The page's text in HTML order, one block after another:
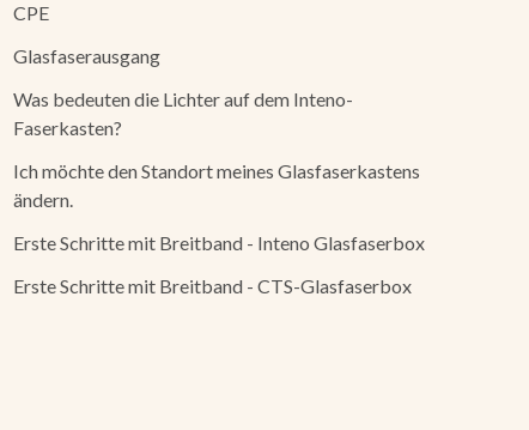
CPE
Glasfaserausgang
Was bedeuten die Lichter auf dem Inteno-
Faserkasten?
Ich möchte den Standort meines Glasfaserkastens
ändern.
Erste Schritte mit Breitband - Inteno Glasfaserbox
Erste Schritte mit Breitband - CTS-Glasfaserbox